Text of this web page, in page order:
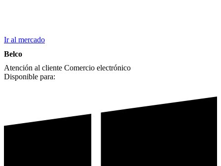
Ir al mercado
Belco
Atención al cliente Comercio electrónico
Disponible para: